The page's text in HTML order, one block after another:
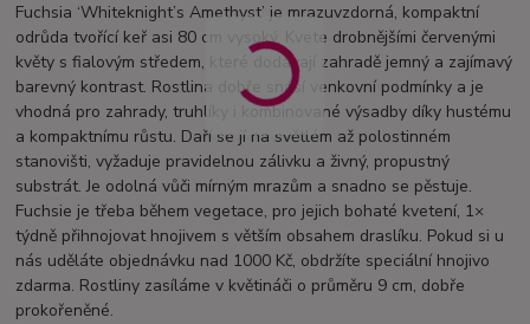
Fuchsia ‘Whiteknight’s Amethyst’ je mrazuvzdorná, kompaktní
odrůda tvořící keř asi 80 cm vysoký. Kvete drobnějšími červenými
květy s fialovým středem, které dodávají zahradě jemný a zajímavý
barevný kontrast. Rostlina dobře snáší venkovní podmínky a je
vhodná pro zahrady, truhlíky i kombinované výsadby díky hustému
a kompaktnímu růstu. Daří se jí na světlém až polostinném
stanovišti, vyžaduje pravidelnou zálivku a živný, propustný
substrát. Je odolná vůči mírným mrazům a snadno se pěstuje.
Fuchsie je třeba během vegetace, pro jejich bohaté kvetení, 1×
týdně přihnojovat hnojivem s větším obsahem draslíku. Pokud si u
nás uděláte objednávku nad 1000 Kč, obdržíte speciální hnojivo
zdarma. Rostliny zasíláme v květináči o průměru 9 cm, dobře
prokořeněné.